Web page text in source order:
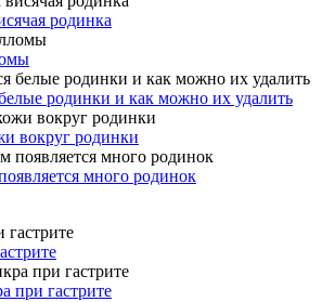
родинка
родинки и как можно их удалить
вокруг родинки
много родинок
при гастрите